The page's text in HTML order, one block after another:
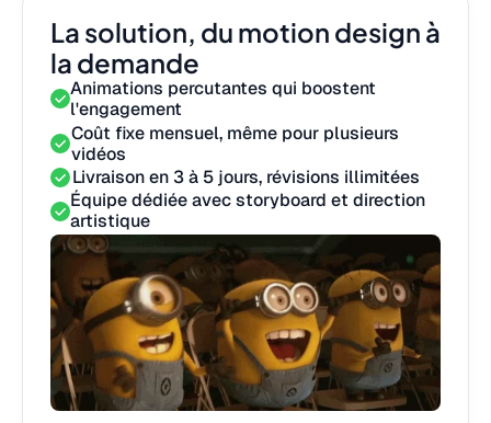
La solution, du motion design à
la demande
Animations percutantes qui boostent
l'engagement
Coût fixe mensuel, même pour plusieurs
vidéos
Livraison en 3 à 5 jours, révisions illimitées
Équipe dédiée avec storyboard et direction
artistique